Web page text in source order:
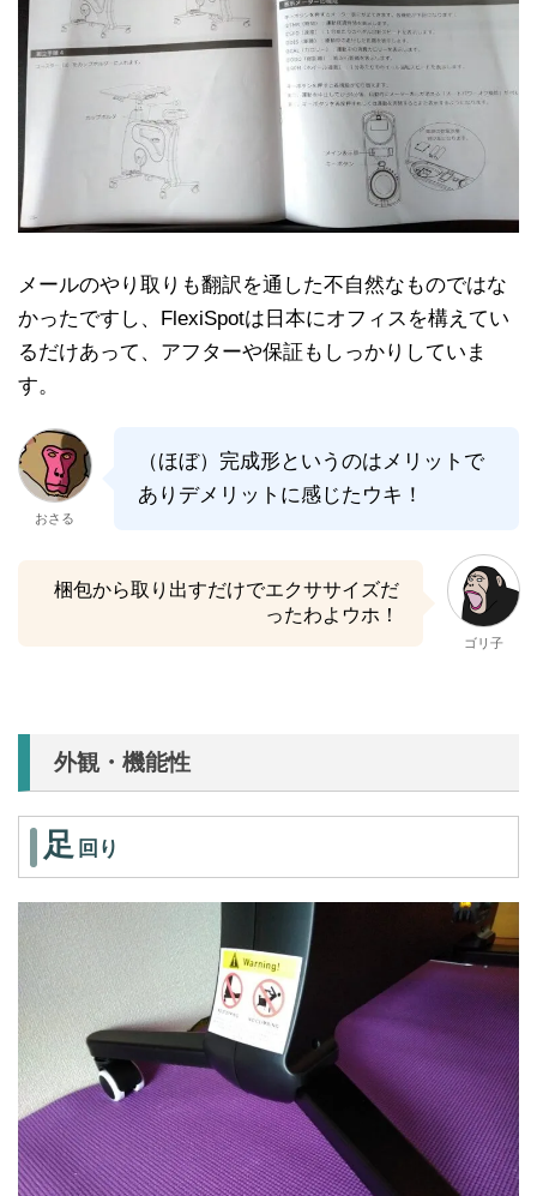
メールのやり取りも翻訳を通した不自然なものではな
かったですし、FlexiSpotは日本にオフィスを構えてい
るだけあって、アフターや保証もしっかりしていま
す。
おさる
（ほぼ）完成形というのはメリットで
ありデメリットに感じたウキ！
梱包から取り出すだけでエクササイズだ
ったわよウホ！
ゴリ子
外観・機能性
足 回り